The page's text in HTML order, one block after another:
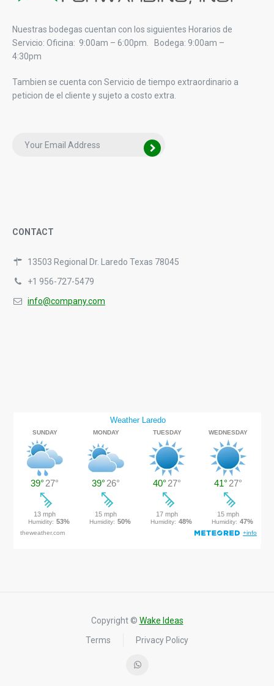
Nuestras bodegas cuentan con los siguientes Horarios de
Servicio: Oficina: 9:00am – 6:00pm. Bodega: 9:00am –
4:30pm
Tambien se cuenta con Servicio de tiempo extraordinario a
peticion de el cliente y sujeto a costo extra.
CONTACT
13503 Regional Dr. Laredo Texas 78045
+1 956-727-5479
info@company.com
Copyright © Wake Ideas
Terms
Privacy Policy